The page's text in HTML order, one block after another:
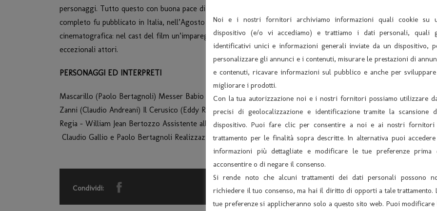
personaggi. Tutto questo con buona pace di chi ancora ritiene che nessun attore, prima della riforma
completo fu pubblicato in Italia, nell’Agosto del 1943, ma poi nuovamente dimenticato. Nel 1960, Vittorio
cinematografica: nel cast del film un’impareggiabile Arnoldo Foà interpretava la parte che fu di Fiorilli, insieme
eccezionali attori.
PERSONAGGI ED INTERPRETI
Mascarillo (Paolo Bertagnoli) Messer Babio (Roberto Zamboni) Capitan Spavento (Claudio Gallio) Lucinda
Zanni (Claudio Andreani) Il Cerusico (Eddy Rizzati) Pasquella (Veronica Ermanis) Mamma Marotta (Mara
Regia – William Jean Bertozzo Assistente alla regia – Giuliana Gasparon Assistente di scena – Anna Gasparon
Claudio Gallio e Paolo Bertagnoli Realizzazioni sceniche – Laura Zanella e Eddy Rizzati.
Condividi:
Noi e i nostri fornitori archiviamo informazioni quali cookie su
dispositivo (e/o vi accediamo) e trattiamo i dati personali, quali
identificativi unici e informazioni generali inviate da un dispositivo,
personalizzare gli annunci e i contenuti, misurare le prestazioni di
e contenuti, ricavare informazioni sul pubblico e anche per
migliorare i prodotti.
Con la tua autorizzazione noi e i nostri fornitori possiamo utilizzare
precisi di geolocalizzazione e identificazione tramite la scansione
dispositivo. Puoi fare clic per consentire a noi e ai nostri
trattamento per le finalità sopra descritte. In alternativa puoi
informazioni più dettagliate e modificare le tue preferenze prima
acconsentire o di negare il consenso.
Si rende noto che alcuni trattamenti dei dati personali possono
richiedere il tuo consenso, ma hai il diritto di opporti a tale trattamento.
tue preferenze si applicheranno solo a questo sito web. Puoi modificare